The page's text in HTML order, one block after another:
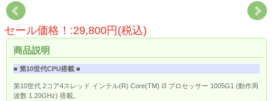
セール価格！:29,800円(税込)
商品説明
■ 第10世代CPU搭載 ■
第10世代 2コア4スレッド インテル(R) Core(TM) i3 プロセッサー 1005G1 (動作周
波数 1.20GHz) 搭載。